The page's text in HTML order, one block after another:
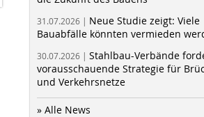
31.07.2026 | Neue Studie zeigt: Viele
Bauabfälle könnten vermieden
30.07.2026 | Stahlbau-Verbände
vorausschauende Strategie für
und Verkehrsnetze
» Alle News